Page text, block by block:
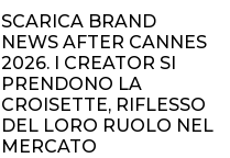
SCARICA BRAND
NEWS AFTER CANNES
2026. I CREATOR SI
PRENDONO LA
CROISETTE, RIFLESSO
DEL LORO RUOLO NEL
MERCATO